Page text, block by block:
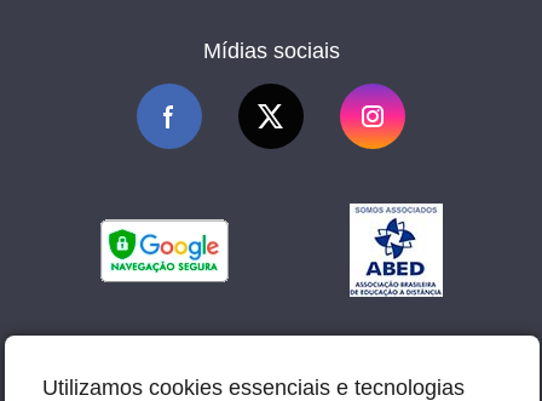
Mídias sociais
Utilizamos cookies essenciais e tecnologias